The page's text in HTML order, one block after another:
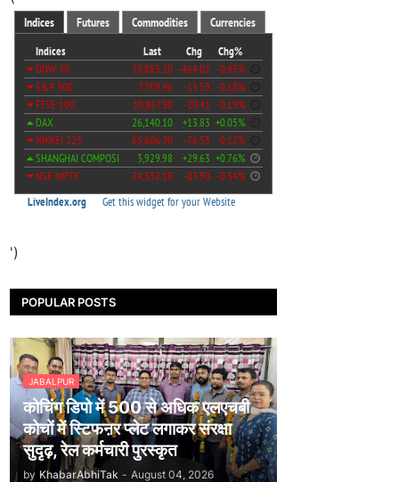
')
POPULAR POSTS
JABALPUR
कोचिंग डिपो में 500 से अधिक एलएचबी
कोचों में स्टिफऩर प्लेट लगाकर संरक्षा
सुदृढ़, रेल कर्मचारी पुरस्कृत
by KhabarAbhiTak - August 04, 2026